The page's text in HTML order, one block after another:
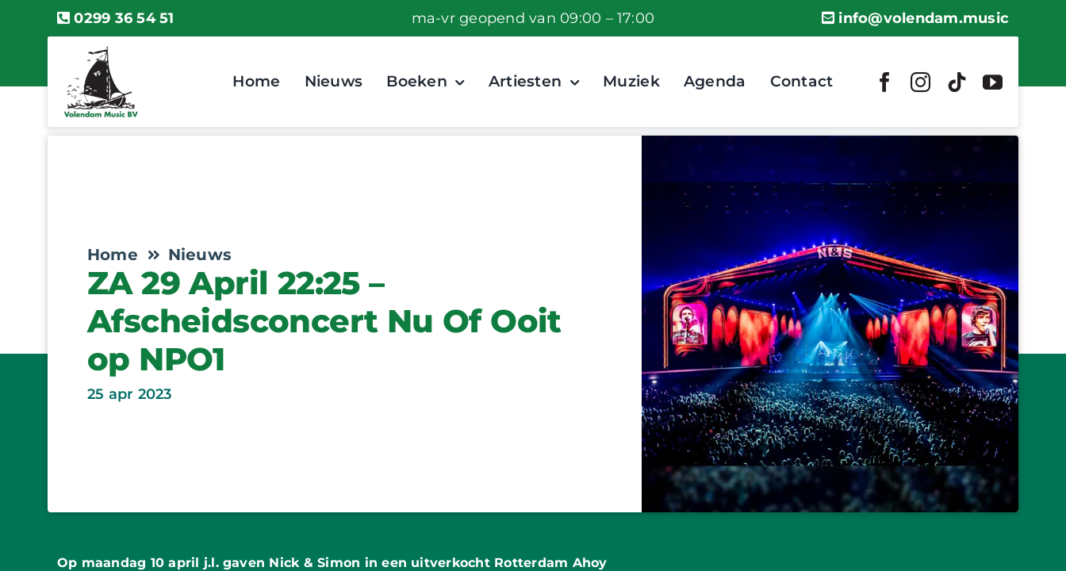
0299 36 54 51 ma-vr geopend van 09:00 – 17:00 info@volendam.music
Home Nieuws Boeken Artiesten Muziek Agenda Contact
Home Nieuws
ZA 29 April 22:25 –
Afscheidsconcert Nu Of Ooit
op NPO1
25 apr 2023
Op maandag 10 april j.l. gaven Nick & Simon in een uitverkocht Rotterdam Ahoy